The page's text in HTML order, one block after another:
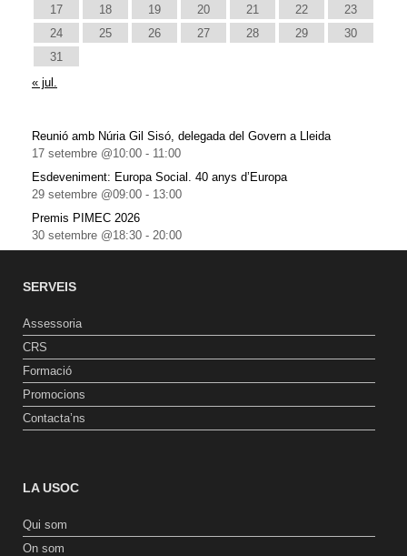
17
18 19 20 21 22
23
24
25 26 27 28 29
30
31
« jul.
Reunió amb Núria Gil Sisó, delegada del Govern a Lleida
17 setembre @10:00 - 11:00
Esdeveniment: Europa Social. 40 anys d’Europa
29 setembre @09:00 - 13:00
Premis PIMEC 2026
30 setembre @18:30 - 20:00
SERVEIS
Assessoria
CRS
Formació
Promocions
Contacta’ns
LA USOC
Qui som
On som